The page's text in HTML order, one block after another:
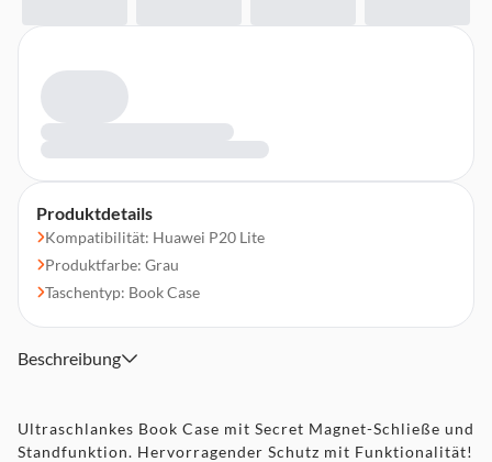
Produktdetails
Kompatibilität: Huawei P20 Lite
Produktfarbe: Grau
Taschentyp: Book Case
Beschreibung
Ultraschlankes Book Case mit Secret Magnet-Schließe und
Standfunktion. Hervorragender Schutz mit Funktionalität!